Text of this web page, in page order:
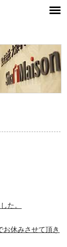
大泉学園ハウジング
た。
お休みさせて頂き